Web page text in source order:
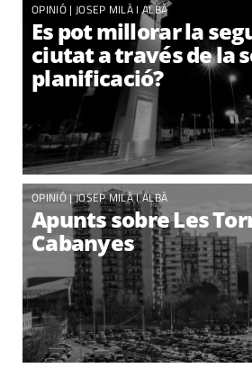
OPINIÓ | JOSEP MILÀ I ALBÀ
Es pot millorar la
ciutat a través de la
planificació?
OPINIÓ |JOSEP MILÀ I ALBÀ
Apunts sobre Les
Cabanyes